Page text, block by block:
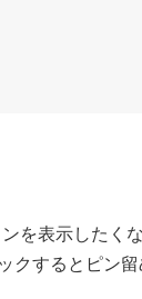
を表示したく
クするとピン